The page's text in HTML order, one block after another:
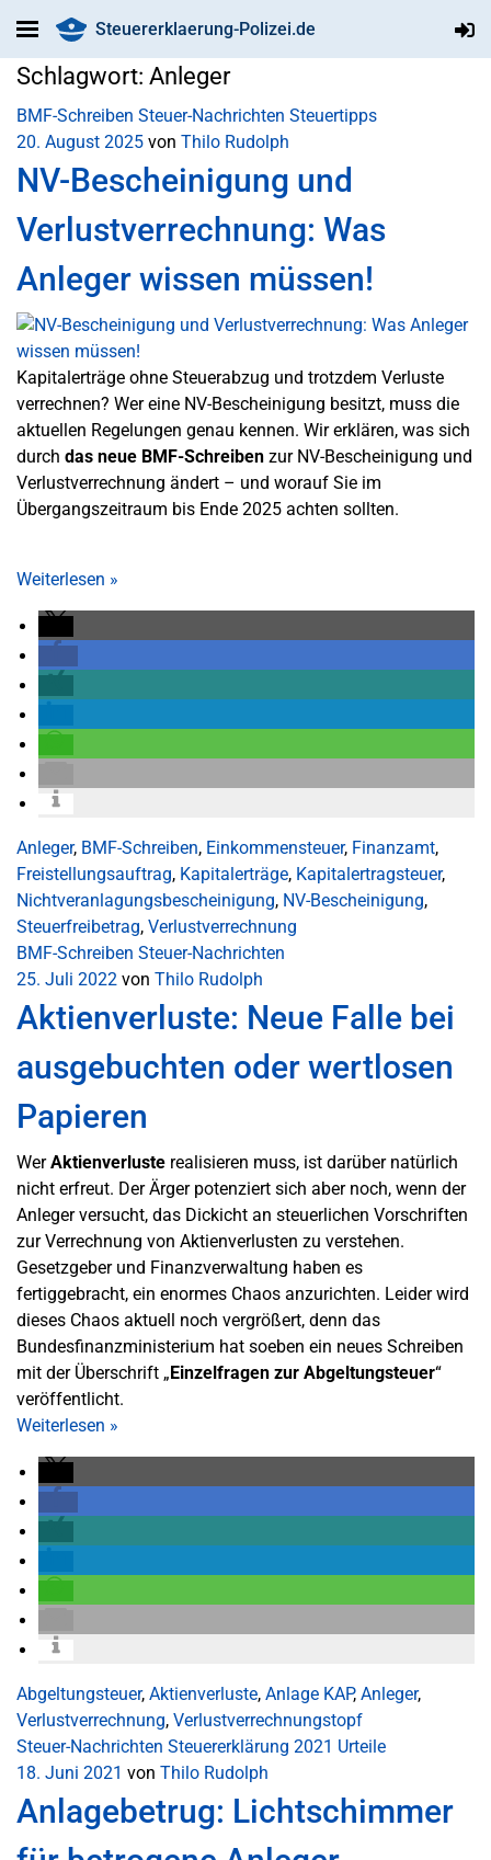
Steuererklaerung-Polizei.de
Schlagwort: Anleger
BMF-Schreiben Steuer-Nachrichten Steuertipps
20. August 2025 von Thilo Rudolph
NV-Bescheinigung und
Verlustverrechnung: Was
Anleger wissen müssen!
Kapitalerträge ohne Steuerabzug und trotzdem Verluste
verrechnen? Wer eine NV-Bescheinigung besitzt, muss die
aktuellen Regelungen genau kennen. Wir erklären, was sich
durch das neue BMF-Schreiben zur NV-Bescheinigung und
Verlustverrechnung ändert – und worauf Sie im
Übergangszeitraum bis Ende 2025 achten sollten.
Weiterlesen »
Anleger, BMF-Schreiben, Einkommensteuer, Finanzamt,
Freistellungsauftrag, Kapitalerträge, Kapitalertragsteuer,
Nichtveranlagungsbescheinigung, NV-Bescheinigung,
Steuerfreibetrag, Verlustverrechnung
BMF-Schreiben Steuer-Nachrichten
25. Juli 2022 von Thilo Rudolph
Aktienverluste: Neue Falle bei
ausgebuchten oder wertlosen
Papieren
WerAktienverluste realisieren muss, ist darüber natürlich
nicht erfreut. Der Ärger potenziert sich aber noch, wenn der
Anleger versucht, das Dickicht an steuerlichen Vorschriften
zur Verrechnung von Aktienverlusten zu verstehen.
Gesetzgeber und Finanzverwaltung haben es
fertiggebracht, ein enormes Chaos anzurichten. Leider wird
dieses Chaos aktuell noch vergrößert, denn das
Bundesfinanzministerium hat soeben ein neues Schreiben
mit der Überschrift „Einzelfragen zur Abgeltungsteuer“
veröffentlicht.
Weiterlesen »
Abgeltungsteuer, Aktienverluste, Anlage KAP, Anleger,
Verlustverrechnung, Verlustverrechnungstopf
Steuer-Nachrichten Steuererklärung 2021 Urteile
18. Juni 2021 von Thilo Rudolph
Anlagebetrug: Lichtschimmer